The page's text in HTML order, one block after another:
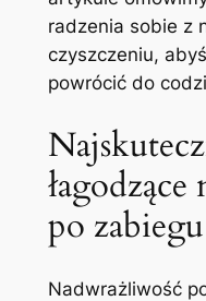
radzenia sobie z
czyszczeniu,
powrócić‍ do
po
Nadwrażliwość